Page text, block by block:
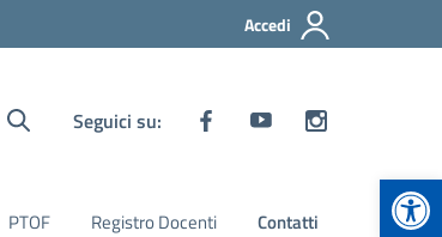
Accedi
Seguici su:
PTOF Registro Docenti Contatti